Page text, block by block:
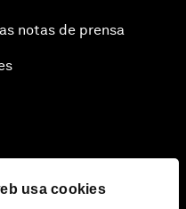
usa cookies
notas de prensa